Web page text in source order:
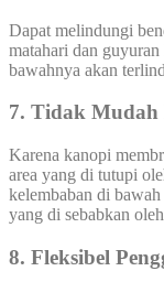
Dapat melindungi
matahari dan
bawahnya akan
7. Tidak Mudah
Karena kanopi
area yang di tutupi
kelembaban di
yang di sebabkan
8. Fleksibel